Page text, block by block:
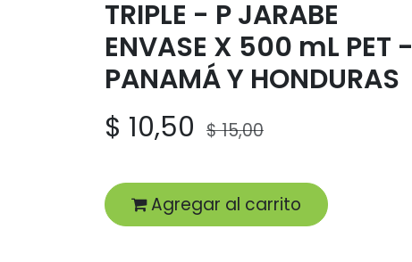
TRIPLE - P JARABE
ENVASE X 500 mL PET -
PANAMÁ Y HONDURAS
$ 10,50 $15,00
Agregar al carrito